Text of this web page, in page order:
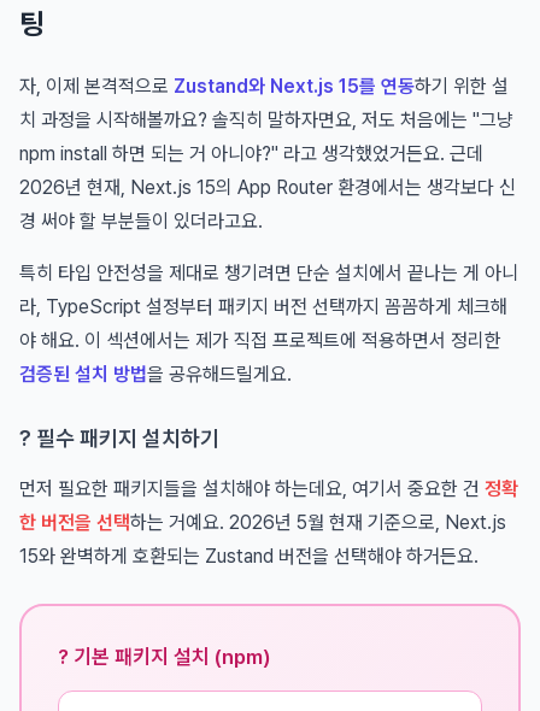
팅
자, 이제 본격적으로 Zustand와 Next.js 15를 연동하기 위한 설
치 과정을 시작해볼까요? 솔직히 말하자면요, 저도 처음에는 "그냥
npm install 하면 되는 거 아니야?" 라고 생각했었거든요. 근데
2026년 현재, Next.js 15의 App Router 환경에서는 생각보다 신
경 써야 할 부분들이 있더라고요.
특히 타입 안전성을 제대로 챙기려면 단순 설치에서 끝나는 게 아니
라, TypeScript 설정부터 패키지 버전 선택까지 꼼꼼하게 체크해
야 해요. 이 섹션에서는 제가 직접 프로젝트에 적용하면서 정리한
검증된 설치 방법을 공유해드릴게요.
? 필수 패키지 설치하기
먼저 필요한 패키지들을 설치해야 하는데요, 여기서 중요한 건 정확
한 버전을 선택하는 거예요. 2026년 5월 현재 기준으로, Next.js
15와 완벽하게 호환되는 Zustand 버전을 선택해야 하거든요.
? 기본 패키지 설치 (npm)